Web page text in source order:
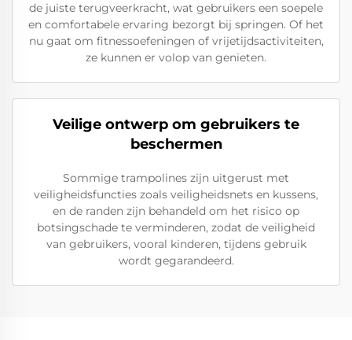
de juiste terugveerkracht, wat gebruikers een soepele
en comfortabele ervaring bezorgt bij springen. Of het
nu gaat om fitnessoefeningen of vrijetijdsactiviteiten,
ze kunnen er volop van genieten.
Veilige ontwerp om gebruikers te
beschermen
Sommige trampolines zijn uitgerust met
veiligheidsfuncties zoals veiligheidsnets en kussens,
en de randen zijn behandeld om het risico op
botsingschade te verminderen, zodat de veiligheid
van gebruikers, vooral kinderen, tijdens gebruik
wordt gegarandeerd.